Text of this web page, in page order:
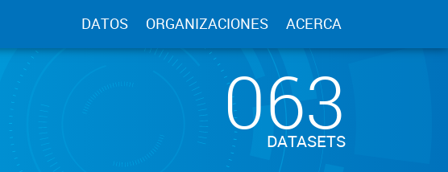
DATOS ORGANIZACIONES ACERCA
063
DATASETS